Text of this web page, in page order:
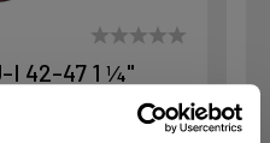
I 42-47 1 ¼"